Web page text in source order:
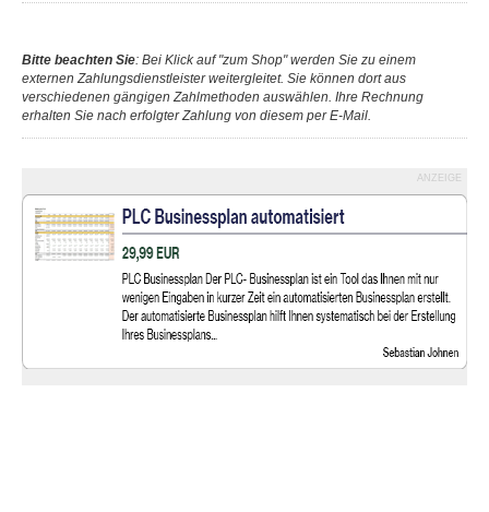
Bitte beachten Sie: Bei Klick auf "zum Shop" werden Sie zu einem
externen Zahlungsdienstleister weitergleitet. Sie können dort aus
verschiedenen gängigen Zahlmethoden auswählen. Ihre Rechnung
erhalten Sie nach erfolgter Zahlung von diesem per E-Mail.
ANZEIGE